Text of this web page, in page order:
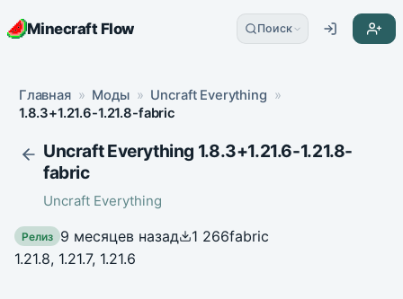
Minecraft Flow Поиск
Главная » Моды » Uncraft Everything »
1.8.3+1.21.6-1.21.8-fabric
Uncraft Everything 1.8.3+1.21.6-1.21.8-
fabric
Uncraft Everything
Релиз 9 месяцев назад 1 266fabric
1.21.8, 1.21.7, 1.21.6